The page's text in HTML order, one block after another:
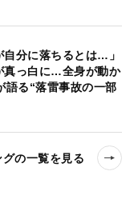
自分に落ちるとは…」
真っ白に…全身が動か
語る“落雷事故の一部
の一覧を見る